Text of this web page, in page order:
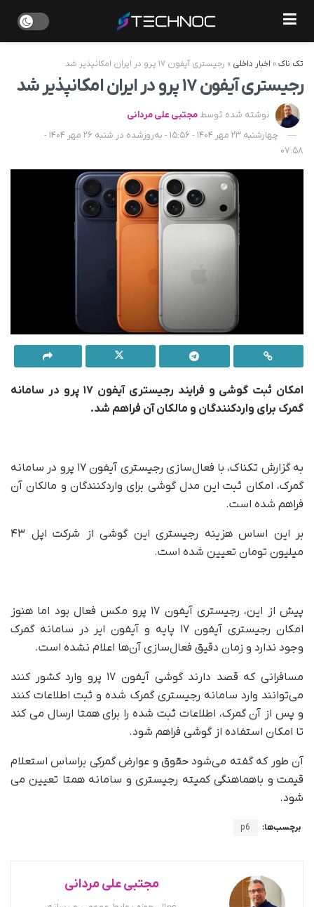
تک ناک» اخبار داخلی » رجیستری آیفون ۱۷ پرو در ایران امکانپذیر شد
رجیستری آیفون ۱۷ پرو در ایران امکانپذیر شد
نوشته شده توسط مجتبی علی مردانی
چهارشنبه 23 مهر 1404 - 15:56 - به‌روزشده در شنبه 26 مهر 1404 -
07:58
امکان ثبت گوشی و فرایند رجیستری آیفون ۱۷ پرو در سامانه
گمرک برای واردکنندگان و مالکان آن فراهم شد.
به گزارش تکناک، با فعال‌سازی رجیستری آیفون ۱۷ پرو در سامانه
گمرک، امکان ثبت این مدل گوشی برای واردکنندگان و مالکان آن
فراهم شده است.
بر این اساس هزینه رجیستری این گوشی از شرکت اپل ۴۳
میلیون تومان تعیین شده است.
پیش از این، رجیستری آیفون ۱۷ پرو مکس فعال بود اما هنوز
امکان رجیستری آیفون ۱۷ پایه و آیفون ایر در سامانه گمرک
وجود ندارد و زمان دقیق فعال‌سازی آن‌ها اعلام نشده است.
مسافرانی که قصد دارند گوشی آیفون ۱۷ پرو وارد کشور کنند
می‌توانند وارد سامانه رجیستری گمرک شده و ثبت اطلاعات کنند
و پس از آن گمرک، اطلاعات ثبت شده را برای همتا ارسال می کند
تا امکان استفاده از گوشی فراهم شود.
آن طور که گفته می‌شود حقوق و عوارض گمرکی براساس استعلام
قیمت و باهماهنگی کمیته رجیستری و سامانه همتا تعیین می
شود.
برچسب‌ها: p6
مجتبی علی مردانی